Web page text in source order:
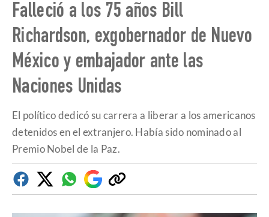
Falleció a los 75 años Bill
Richardson, exgobernador de Nuevo
México y embajador ante las
Naciones Unidas
El político dedicó su carrera a liberar a los americanos
detenidos en el extranjero. Había sido nominado al
Premio Nobel de la Paz.
FacebookTwitterWhatsapp
Google
Discover
Copiar
enlace